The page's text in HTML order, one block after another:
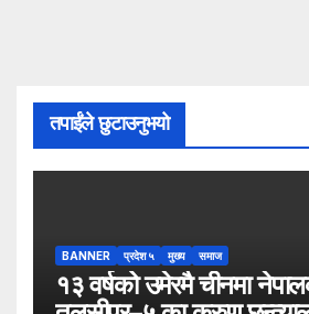
तपाईंले छुटाउनुभयो
BANNER प्रदेश ५ मुख्य समाज
१३ वर्षको उमेरमै चीनमा